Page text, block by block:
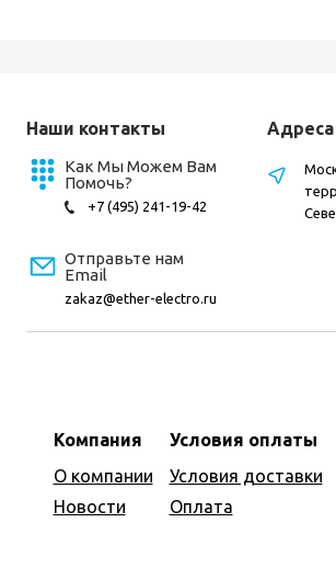
Наши контакты
Как Мы Можем Вам
Помочь?
+7 (495) 241-19-42
Отправьте нам
Email
zakaz@ether-electro.ru
Компания
О компании
Новости
Условия оплаты
Условия доставки
Оплата